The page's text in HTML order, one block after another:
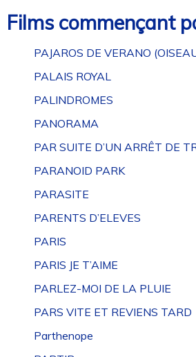
Films commençant
PAJAROS DE VERANO
PALAIS ROYAL
PALINDROMES
PANORAMA
PAR SUITE D’UN ARRÊT DE
PARANOID PARK
PARASITE
PARENTS D’ELEVES
PARIS
PARIS JE T’AIME
PARLEZ-MOI DE LA PLUIE
PARS VITE ET REVIENS TARD
Parthenope